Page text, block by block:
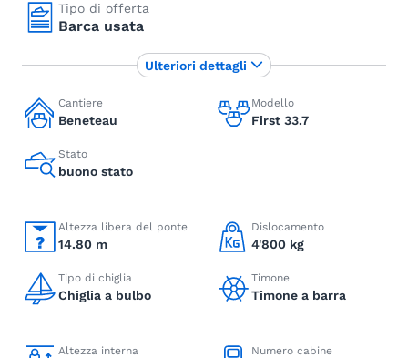
Tipo di offerta
Barca usata
Cantiere
Beneteau
Modello
First 33.7
Stato
buono stato
Altezza libera del ponte
14.80 m
Dislocamento
4'800 kg
Tipo di chiglia
Chiglia a bulbo
Timone
Timone a barra
Altezza interna Numero cabine
Ulteriori dettagli